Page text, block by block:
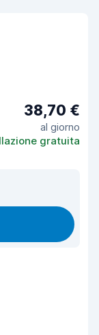
38,70 €
al giorno
gratuita